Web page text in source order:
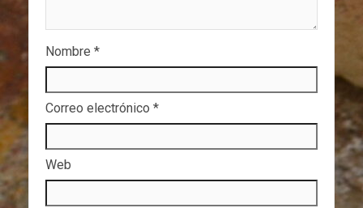
Nombre *
Correo electrónico *
Web